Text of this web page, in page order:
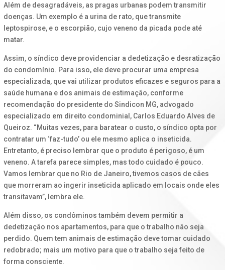
Além de desagradáveis, as pragas urbanas podem transmitir
doenças. Um exemplo é a urina de rato, que transmite
leptospirose, e o escorpião, cujo veneno da picada pode até
matar.
Assim, o síndico deve providenciar a dedetização e desratização
do condomínio. Para isso, ele deve procurar uma empresa
especializada, que vai utilizar produtos eficazes e seguros para a
saúde humana e dos animais de estimação, conforme
recomendação do presidente do Sindicon MG, advogado
especializado em direito condominial, Carlos Eduardo Alves de
Queiroz. “Muitas vezes, para baratear o custo, o síndico opta por
contratar um ‘faz-tudo’ ou ele mesmo aplica o inseticida.
Entretanto, é preciso lembrar que o produto é perigoso, é um
veneno. A tarefa parece simples, mas todo cuidado é pouco.
Vamos lembrar que no Rio de Janeiro, tivemos casos de cães
que morreram ao ingerir inseticida aplicado em locais onde eles
transitavam”, lembra ele.
Além disso, os condôminos também devem permitir a
dedetização nos apartamentos, para que o trabalho não seja
perdido. Quem tem animais de estimação deve tomar cuidado
redobrado; mais um motivo para que o trabalho seja feito de
forma consciente.